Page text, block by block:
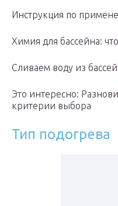
Инструкция по
Химия для бассейна:
Сливаем воду из
Это интересно:
критерии выбора
Тип подогрева